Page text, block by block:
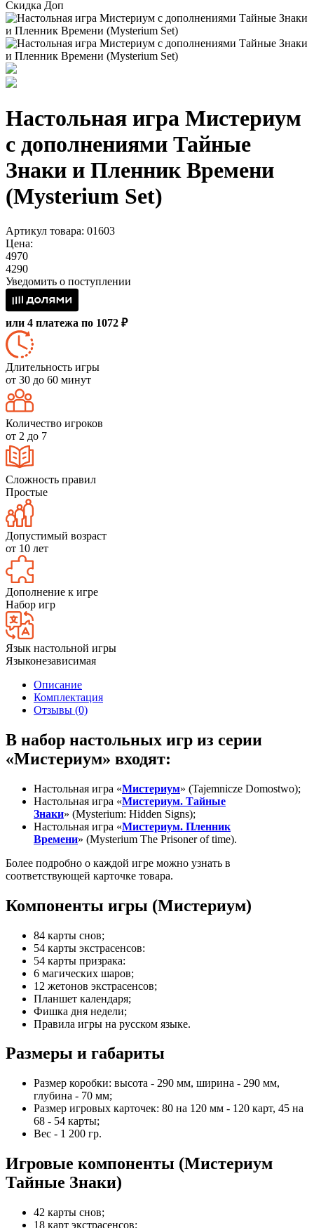
Скидка Доп
Настольная игра Мистериум
с дополнениями Тайные
Знаки и Пленник Времени
(Mysterium Set)
Артикул товара: 01603
Цена:
4970
4290
Уведомить о поступлении
или 4 платежа по 1072 ₽
Длительность игры
от 30 до 60 минут
Количество игроков
от 2 до 7
Сложность правил
Простые
Допустимый возраст
от 10 лет
Дополнение к игре
Набор игр
Язык настольной игры
Языконезависимая
Описание
Комплектация
Отзывы (0)
В набор настольных игр из серии
«Мистериум» входят:
Настольная игра «Мистериум» (Tajemnicze Domostwo);
Настольная игра «Мистериум. Тайные
Знаки» (Mysterium: Hidden Signs);
Настольная игра «Мистериум. Пленник
Времени» (Mysterium The Prisoner of time).
Более подробно о каждой игре можно узнать в
соответствующей карточке товара.
Компоненты игры (Мистериум)
84 карты снов;
54 карты экстрасенсов:
54 карты призрака:
6 магических шаров;
12 жетонов экстрасенсов;
Планшет календаря;
Фишка дня недели;
Правила игры на русском языке.
Размеры и габариты
Размер коробки: высота - 290 мм, ширина - 290 мм,
глубина - 70 мм;
Размер игровых карточек: 80 на 120 мм - 120 карт, 45 на
68 - 54 карты;
Вес - 1 200 гр.
Игровые компоненты (Мистериум
Тайные Знаки)
42 карты снов;
18 карт экстрасенсов;